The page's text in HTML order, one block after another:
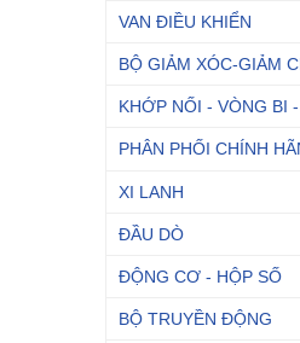
VAN ĐIỀU KHIỂN
BỘ GIẢM XÓC-GIẢM
KHỚP NỐI - VÒNG BI
PHÂN PHỐI CHÍNH
XI LANH
ĐẦU DÒ
ĐỘNG CƠ - HỘP SỐ
BỘ TRUYỀN ĐỘNG